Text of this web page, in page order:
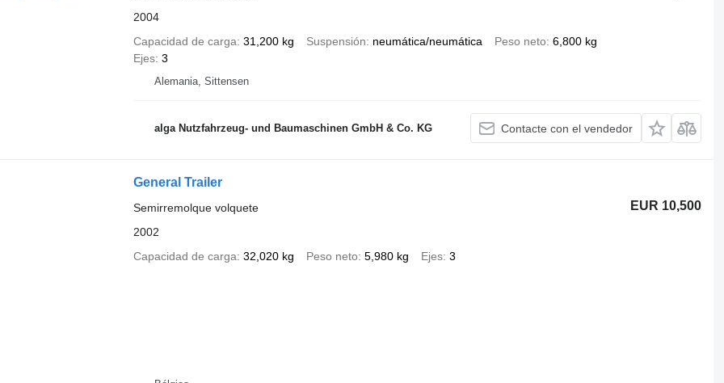
2004
Capacidad de carga 31,200 kg Suspensión neumática/neumática Peso neto 6,800 kg
Ejes 3
Alemania, Sittensen
alga Nutzfahrzeug- und Baumaschinen GmbH & Co. KG Contacte con el vendedor
General Trailer
EUR 10,500
Semirremolque volquete
2002
Capacidad de carga 32,020 kg Peso neto 5,980 kg Ejes 3